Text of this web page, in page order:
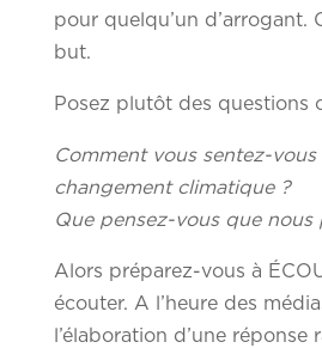
pour quelqu’un d’arrogant.
but.
Posez plutôt des questions
Comment vous sentez-
changement climatique ?
Que pensez-vous que nous
Alors préparez-vous à
écouter. A l’heure des
l’élaboration d’une réponse